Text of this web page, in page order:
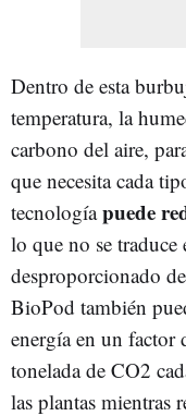
Dentro de esta
temperatura, la
carbono del aire,
que necesita cada
tecnologíapuede
lo que no se
desproporcionado
BioPod también
energía en un factor
tonelada de CO2
las plantas mientras